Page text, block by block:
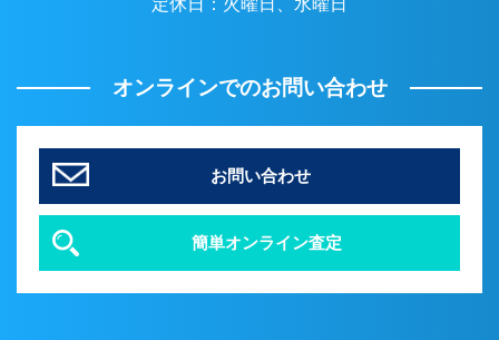
オンラインでのお問い合わせ
お問い合わせ
簡単オンライン査定